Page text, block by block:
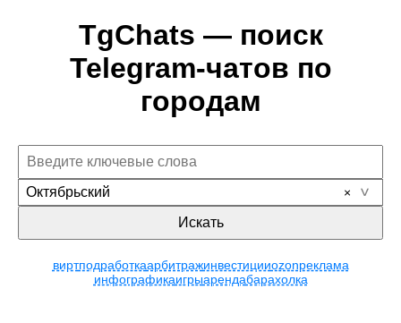
TgChats — поиск
Telegram-чатов по
городам
Октябрьский
Искать
виртподработкаарбитражинвестицииozonреклама
инфографикаигрыарендабарахолка